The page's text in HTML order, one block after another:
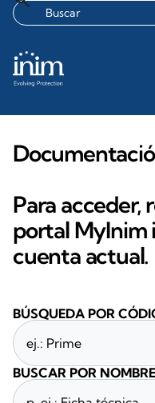
Para acceder,
portal MyInim
cuenta actual.
BÚSQUEDA POR
BUSCAR POR